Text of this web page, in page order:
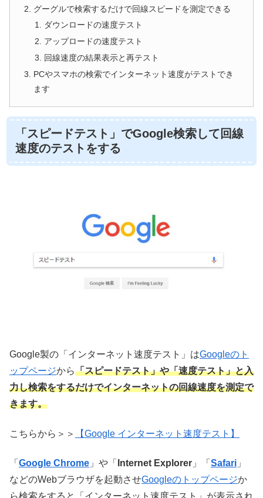
グーグルで検索するだけで回線スピードを測定できる
ダウンロードの速度テスト
アップロードの速度テスト
回線速度の結果表示と再テスト
PCやスマホの検索でインターネット速度がテストでき
ます
「スピードテスト」でGoogle検索して回線
速度のテストをする
Google製の「インターネット速度テスト」はGoogleのト
ップページから「スピードテスト」や「速度テスト」と入
力し検索をするだけでインターネットの回線速度を測定で
きます。
こちらから＞＞ 【Google インターネット速度テスト】
「 Google Chrome 」や「 Internet Explorer 」「 Safari 」
などのWebブラウザを起動させGoogleのトップページか
ら検索をすると「インターネット速度テスト」が表示され